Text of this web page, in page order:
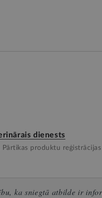
dienests
Pārtikas produktu reģistrācijas
ka sniegtā atbilde ir